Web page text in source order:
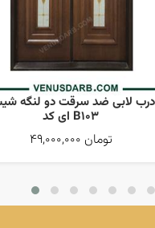
درب لابی ضد سرقت دو لنگه
ای کد B103
49,000,000 تومان